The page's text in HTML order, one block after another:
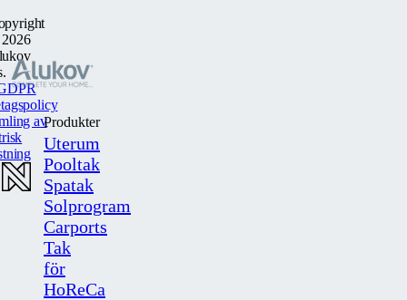
Produkter
Uterum
Pooltak
Spatak
Solprogram
Carports
Tak
för
HoReCa
av